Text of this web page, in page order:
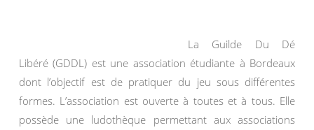
La Guilde Du Dé
Libéré (GDDL) est une association étudiante à Bordeaux
dont l’objectif est de pratiquer du jeu sous différentes
formes. L’association est ouverte à toutes et à tous. Elle
possède une ludothèque permettant aux associations